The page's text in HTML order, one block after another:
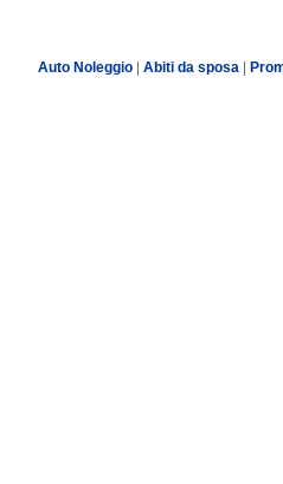
Auto Noleggio| Abiti da sposa|